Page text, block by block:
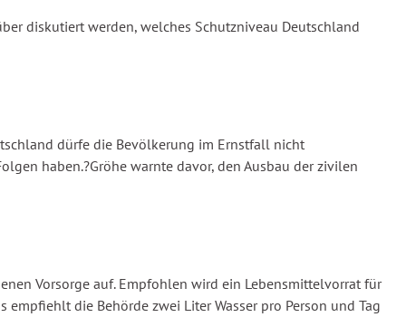
diskutiert werden, welches Schutzniveau Deutschland
dürfe die Bevölkerung im Ernstfall nicht
haben.?Gröhe warnte davor, den Ausbau der zivilen
Vorsorge auf. Empfohlen wird ein Lebensmittelvorrat für
die Behörde zwei Liter Wasser pro Person und Tag